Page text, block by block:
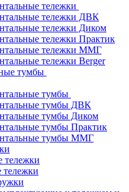
тележки
тележки ДВК
тележки Диком
тележки Практик
тележки ММГ
тележки Berger
тумбы
тумбы
тумбы ДВК
тумбы Диком
тумбы Практик
тумбы ММГ
тележки
тележки